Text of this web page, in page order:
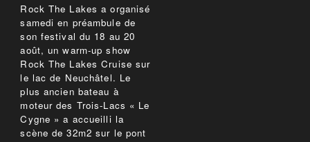
Rock The Lakes a organisé
samedi en préambule de
son festival du 18 au 20
août, un warm-up show
Rock The Lakes Cruise sur
le lac de Neuchâtel. Le
plus ancien bateau à
moteur des Trois-Lacs « Le
Cygne » a accueilli la
scène de 32m2 sur le pont